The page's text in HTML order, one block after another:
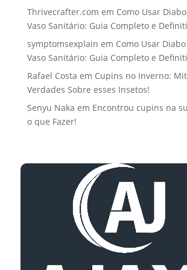
Thrivecrafter.com em Como Usar
Vaso Sanitário: Guia Completo e
symptomsexplain em Como Usar
Vaso Sanitário: Guia Completo e
Rafael Costa em Cupins no Inverno:
Verdades Sobre esses Insetos!
Senyu Naka em Encontrou cupins na
o que Fazer!